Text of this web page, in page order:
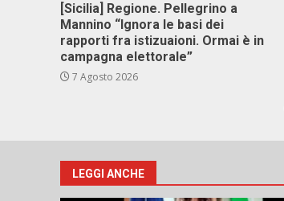
[Sicilia] Regione. Pellegrino a
Mannino “Ignora le basi dei
rapporti fra istizuaioni. Ormai è in
campagna elettorale”
7 Agosto 2026
LEGGI ANCHE